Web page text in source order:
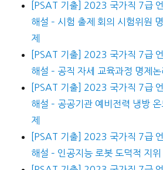
[PSAT 기출] 2023 국가직 7급
해설 – 시험 출제 회의 시험위원
제
[PSAT 기출] 2023 국가직 7급
해설 – 공직 자세 교육과정 명제
[PSAT 기출] 2023 국가직 7급
해설 – 공공기관 예비전력 냉방
제
[PSAT 기출] 2023 국가직 7급
해설 – 인공지능 로봇 도덕적 지위